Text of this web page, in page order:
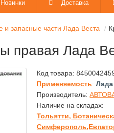
Новинки Доставка
и запасные части Лада Веста
правая Лада
Код товара:
Применяемость:Лада
Производитель:
Наличие на складах:
Тольятти,